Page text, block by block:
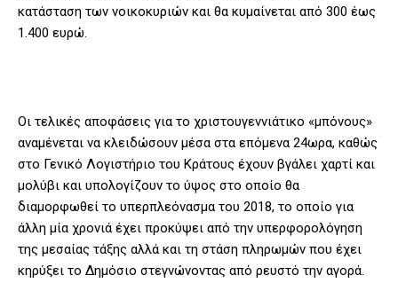
κατάσταση των νοικοκυριών και θα κυμαίνεται από 300 έως
1.400 ευρώ.
Οι τελικές αποφάσεις για το χριστουγεννιάτικο «μπόνους»
αναμένεται να κλειδώσουν μέσα στα επόμενα 24ωρα, καθώς
στο Γενικό Λογιστήριο του Κράτους έχουν βγάλει χαρτί και
μολύβι και υπολογίζουν το ύψος στο οποίο θα
διαμορφωθεί το υπερπλεόνασμα του 2018, το οποίο για
άλλη μία χρονιά έχει προκύψει από την υπερφορολόγηση
της μεσαίας τάξης αλλά και τη στάση πληρωμών που έχει
κηρύξει το Δημόσιο στεγνώνοντας από ρευστό την αγορά.